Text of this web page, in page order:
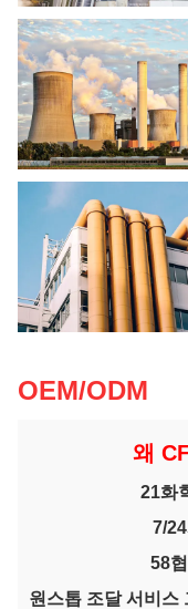
OEM/ODM
왜
21화
7/24
58
원스톱 조달 서비스